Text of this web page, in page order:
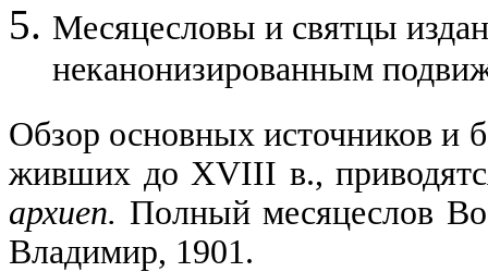
Месяцесловы и святцы
неканонизированным
Обзор основных источников и
живших до XVIII в.,
архиеп. Полный месяцеслов
Владимир, 1901.